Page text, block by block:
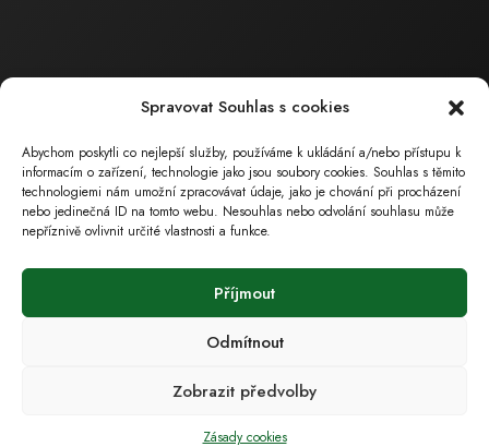
Spravovat Souhlas s cookies
Abychom poskytli co nejlepší služby, používáme k ukládání a/nebo přístupu k
informacím o zařízení, technologie jako jsou soubory cookies. Souhlas s těmito
technologiemi nám umožní zpracovávat údaje, jako je chování při procházení
nebo jedinečná ID na tomto webu. Nesouhlas nebo odvolání souhlasu může
nepříznivě ovlivnit určité vlastnosti a funkce.
Příjmout
Odmítnout
Zobrazit předvolby
Zásady cookies
tel.: 518 324 105
bartak.milan@ecoservice.cz
ECO – SERVICE , s.r.o.
Sídlo společnosti
Masarykova 126
696 15 Čejkovice
( poz. okres Hodonín, Jihomoravský kraj)